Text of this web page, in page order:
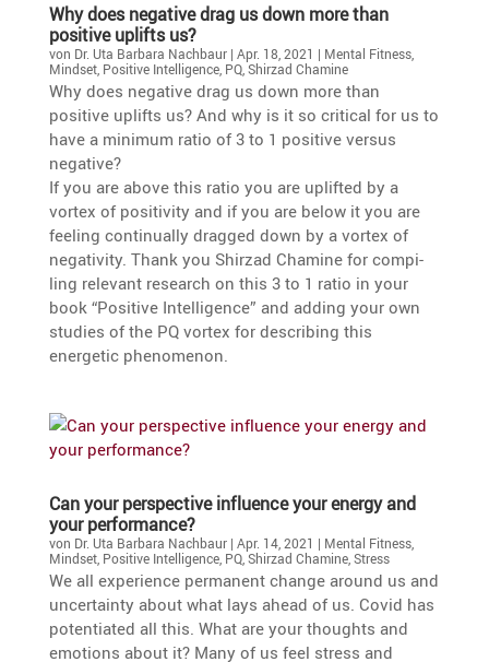
Why does negative drag us down more than
positive uplifts us?
von Dr. Uta Barbara Nachbaur| Apr. 18, 2021 | Mental Fitness,
Mindset, Positive Intelligence, PQ, Shirzad Chamine
Why does negative drag us down more than
positive uplifts us? And why is it so critical for us to
have a minimum ratio of 3 to 1 positive versus
negative?
If you are above this ratio you are uplifted by a
vortex of positi­vity and if you are below it you are
feeling conti­nu­ally dragged down by a vortex of
negati­vity. Thank you Shirzad Chamine for compi­
ling relevant research on this 3 to 1 ratio in your
book “Positive Intel­li­gence” and adding your own
studies of the PQ vortex for describing this
energetic phenomenon.
Can your perspec­tive influence your energy and
your performance?
von Dr. Uta Barbara Nachbaur| Apr. 14, 2021 | Mental Fitness,
Mindset, Positive Intelligence, PQ, Shirzad Chamine, Stress
We all experi­ence perma­nent change around us and
uncer­tainty about what lays ahead of us. Covid has
poten­tiated all this. What are your thoughts and
emotions about it? Many of us feel stress and